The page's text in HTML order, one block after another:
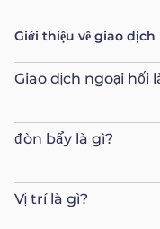
Giới thiệu về giao dịch
Giao dịch ngoại hối
đòn bẩy là gì?
Vị trí là gì?